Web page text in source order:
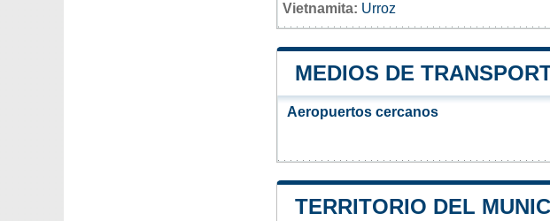
Vietnamita: Urroz
MEDIOS DE
Aeropuertos cercanos
TERRITORIO DEL